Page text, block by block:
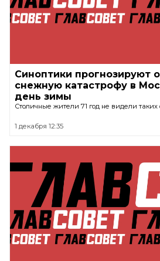
Синоптики прогнозируют
снежную катастрофу в
день зимы
Столичные жители 71 год не видели таких
1 декабря 12:35